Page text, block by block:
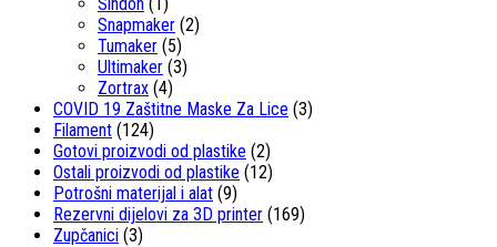
Snapmaker (2)
Tumaker (5)
Ultimaker (3)
Zortrax (4)
COVID 19 Zaštitne Maske Za Lice (3)
Filament (124)
Gotovi proizvodi od plastike (2)
Ostali proizvodi od plastike (12)
Potrošni materijal i alat (9)
Rezervni dijelovi za 3D printer (169)
Zupčanici (3)